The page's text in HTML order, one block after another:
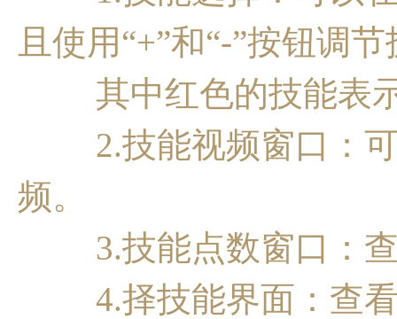
且使用“+”和“-”按钮调
其中红色的技能表示
2.技能视频窗口：可
频。
3.技能点数窗口：查
4.择技能界面：查看